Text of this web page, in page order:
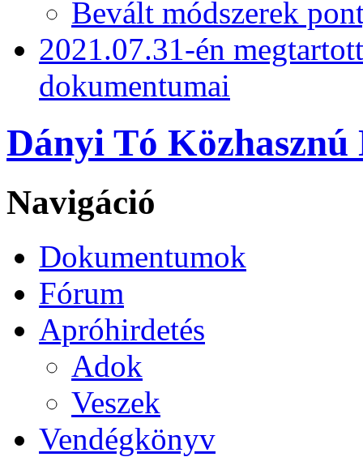
Bevált módszerek
2021.07.31-én
dokumentumai
Dányi Tó
Navigáció
Dokumentumok
Fórum
Apróhirdetés
Adok
Veszek
Vendégkönyv